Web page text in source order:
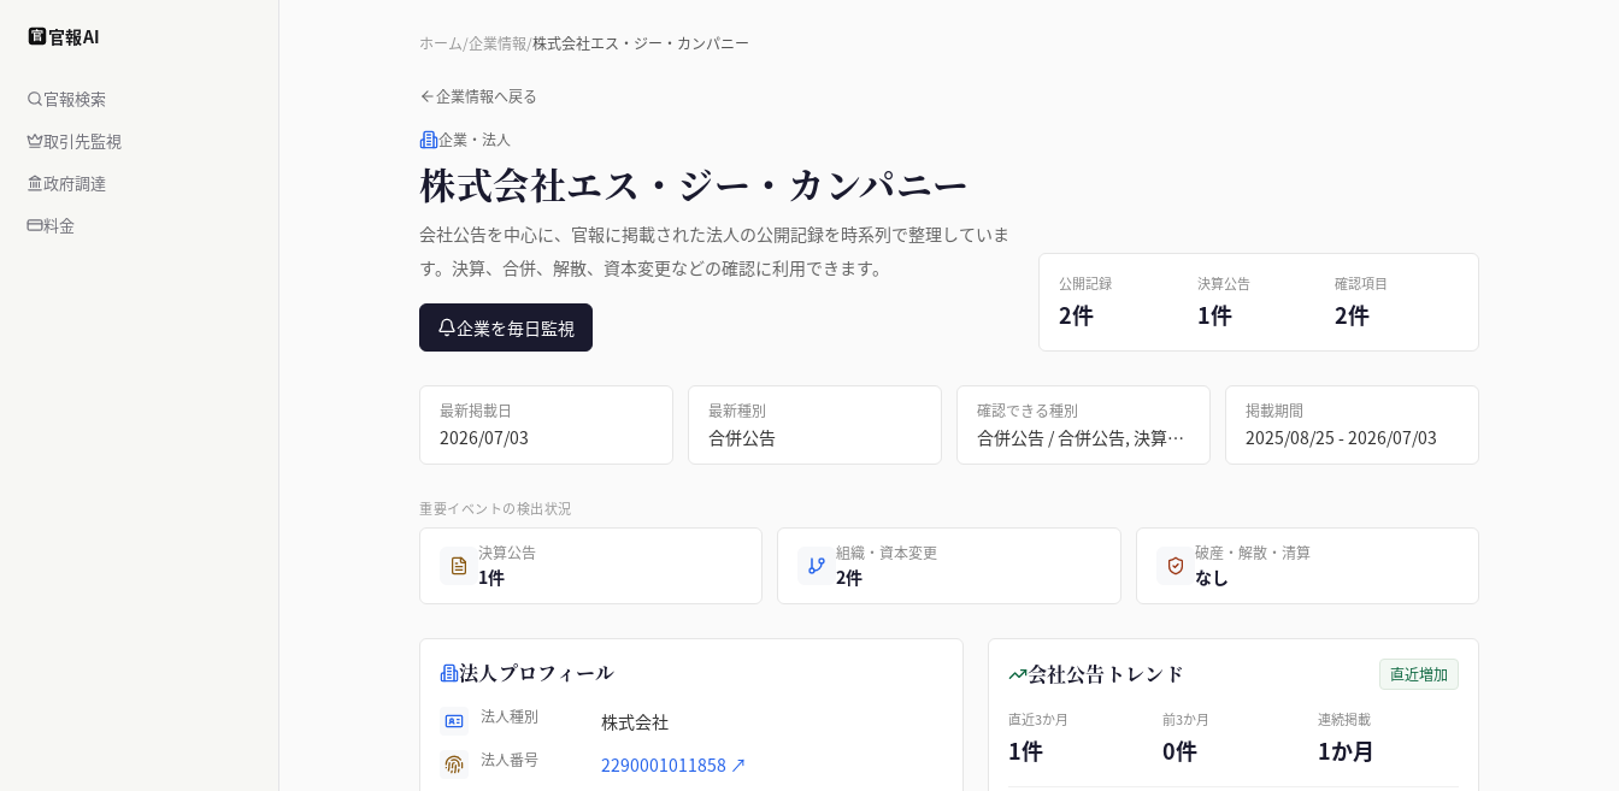
官 官報AI
官報検索
取引先監視
政府調達
料金
ホーム/企業情報/株式会社エス・ジー・カンパニー
企業情報へ戻る
企業・法人
株式会社エス・ジー・カンパニー
会社公告を中心に、官報に掲載された法人の公開記録を時系列で整理していま
す。決算、合併、解散、資本変更などの確認に利用できます。
企業を毎日監視
公開記録
2件
決算公告
1件
確認項目
2件
最新掲載日
2026/07/03
最新種別
合併公告
確認できる種別
合併公告 / 合併公告, 決算公告
掲載期間
2025/08/25 - 2026/07/03
重要イベントの検出状況
決算公告
1件
組織・資本変更
2件
破産・解散・清算
なし
法人プロフィール
法人種別 株式会社
法人番号 2290001011858 ↗
会社公告トレンド 直近増加
直近3か月
1件
前3か月
0件
連続掲載
1か月